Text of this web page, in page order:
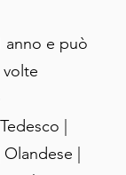
nelle
nella
francese. Il
della
e dell'alta
anno e può
volte
|
|